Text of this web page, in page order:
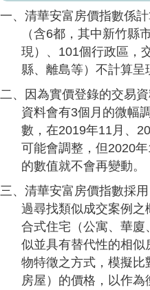
一、清華安富房價指數係
（含6都，其中新竹縣
現）、101個行政區，
縣、離島等）不計算呈
二、因為實價登錄的交易
資料會有3個月的微幅
數，在2019年11月、
可能會調整，但2020
的數值就不會再變動。
三、清華安富房價指數採
過尋找類似成交案例
合式住宅（公寓、華廈
似並具有替代性的相
物特徵之方式，模擬
房屋）的價格，以作